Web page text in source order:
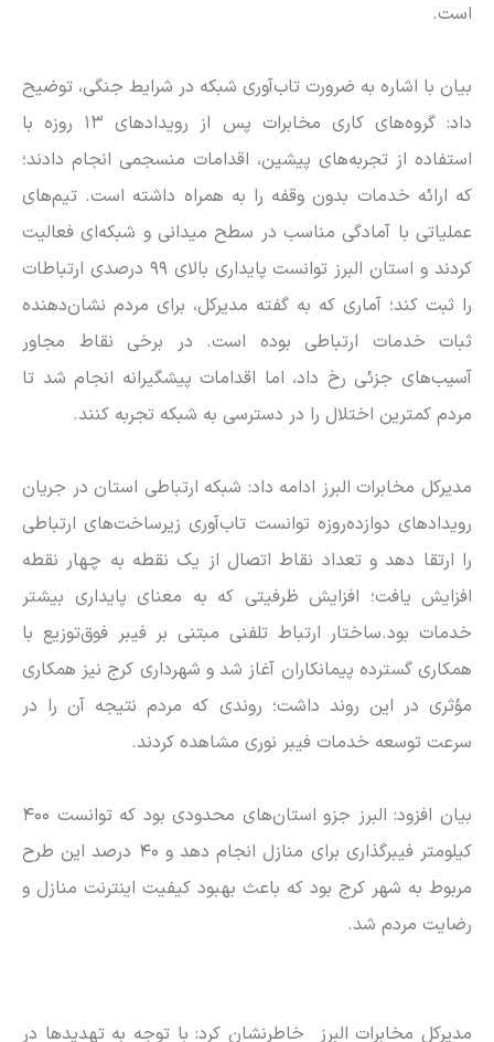
است.
بیان با اشاره به ضرورت تاب‌آوری شبکه در شرایط جنگی، توضیح
داد: گروه‌های کاری مخابرات پس از رویداد‌های ۱۳ روزه با
استفاده از تجربه‌های پیشین، اقدامات منسجمی انجام دادند؛
که ارائه خدمات بدون وقفه را به همراه داشته است. تیم‌های
عملیاتی با آمادگی مناسب در سطح میدانی و شبکه‌ای فعالیت
کردند و استان البرز توانست پایداری بالای ۹۹ درصدی ارتباطات
را ثبت کند؛ آماری که به گفته مدیرکل، برای مردم نشان‌دهنده
ثبات خدمات ارتباطی بوده است. در برخی نقاط مجاور
آسیب‌های جزئی رخ داد، اما اقدامات پیشگیرانه انجام شد تا
مردم کمترین اختلال را در دسترسی به شبکه تجربه کنند.
مدیرکل مخابرات البرز ادامه داد: شبکه ارتباطی استان در جریان
رویداد‌های دوازده‌روزه توانست تاب‌آوری زیرساخت‌های ارتباطی
را ارتقا دهد و تعداد نقاط اتصال از یک نقطه به چهار نقطه
افزایش یافت؛ افزایش ظرفیتی که به معنای پایداری بیشتر
خدمات بود.ساختار ارتباط تلفنی مبتنی بر فیبر فوق‌توزیع با
همکاری گسترده پیمانکاران آغاز شد و شهرداری کرج نیز همکاری
مؤثری در این روند داشت؛ روندی که مردم نتیجه آن را در
سرعت توسعه خدمات فیبر نوری مشاهده کردند.
بیان افزود: البرز جزو استان‌های محدودی بود که توانست ۴۰۰
کیلومتر فیبرگذاری برای منازل انجام دهد و ۴۰ درصد این طرح
مربوط به شهر کرج بود که باعث بهبود کیفیت اینترنت منازل و
رضایت مردم شد.
مدیرکل مخابرات البرز خاطرنشان کرد: با توجه به تهدید‌ها در